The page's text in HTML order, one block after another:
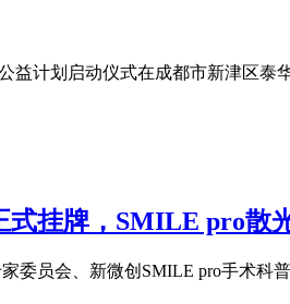
计划启动仪式在成都市新津区
式挂牌，SMILE pro散
委员会、新微创SMILE pro手术